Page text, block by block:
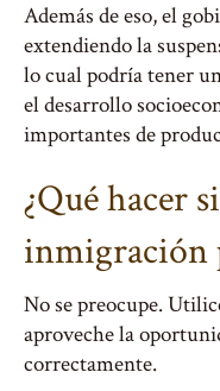
Además de eso, el
extendiendo la
lo cual podría tener
el desarrollo
importantes de
¿Qué hacer
inmigración
No se preocupe.
aproveche la
correctamente.